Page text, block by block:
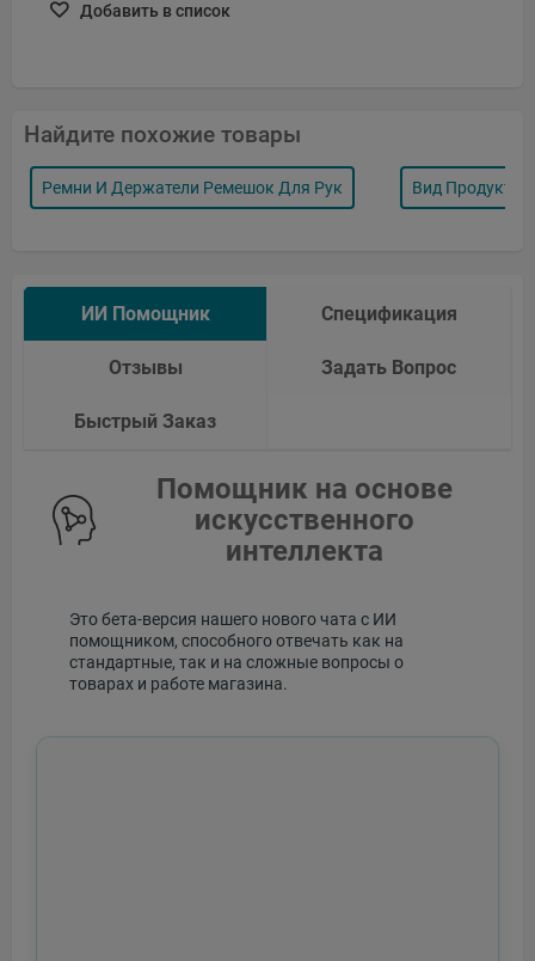
Добавить в список
Найдите похожие товары
Ремни И Держатели Ремешок Для Рук Вид Продукта
ИИ Помощник Спецификация
Отзывы Задать Вопрос
Быстрый Заказ
Помощник на основе
искусственного
интеллекта
Это бета-версия нашего нового чата с ИИ
помощником, способного отвечать как на
стандартные, так и на сложные вопросы о
товарах и работе магазина.